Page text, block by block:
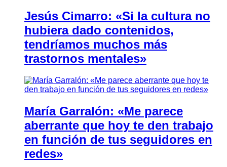
Jesús Cimarro: «Si la cultura no
hubiera dado contenidos,
tendríamos muchos más
trastornos mentales»
María Garralón: «Me parece
aberrante que hoy te den trabajo
en función de tus seguidores en
redes»